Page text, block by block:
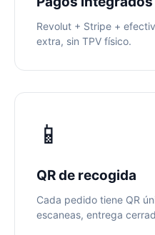
Revolut + Stripe +
extra, sin TPV físico.
📱
QR de recogida
Cada pedido tiene QR
escaneas, entrega